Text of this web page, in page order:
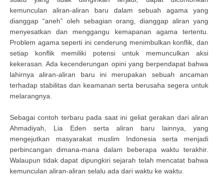
kemunculan aliran-aliran baru dalam sebuah agama yang
dianggap “aneh” oleh sebagian orang, dianggap aliran yang
menyesatkan dan menggangu kemapanan agama tertentu.
Problem agama seperti ini cenderung menimbulkan konflik, dan
setiap konflik memiliki potensi untuk memunculkan aksi
kekerasan. Ada kecenderungan opini yang berpendapat bahwa
lahirnya aliran-aliran baru ini merupakan sebuah ancaman
terhadap stabilitas dan keamanan serta berusaha segera untuk
melarangnya.
Sebagai contoh terbaru pada saat ini geliat gerakan dari aliran
Ahmadiyah, Lia Eden serta aliran baru lainnya, yang
mengejutkan masyarakat muslim Indonesia serta menjadi
perbincangan dimana-mana dalam beberapa waktu terakhir.
Walaupun tidak dapat dipungkiri sejarah telah mencatat bahwa
kemunculan aliran-aliran selalu ada dari waktu ke waktu.